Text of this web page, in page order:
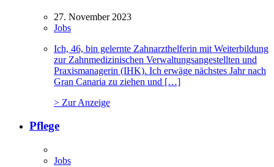
27. November 2023
Jobs
Ich, 46, bin gelernte Zahnarzthelferin mit Weiterbildung
zur Zahnmedizinischen Verwaltungsangestellten und
Praxismanagerin (IHK). Ich erwäge nächstes Jahr nach
Gran Canaria zu ziehen und […]
> Zur Anzeige
Pflege
Jobs